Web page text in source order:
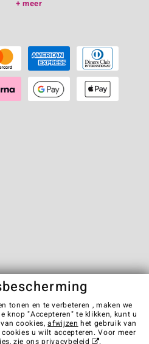
meer
Privacybeleid
Cookies
Contract herroepen
tonen en te verbeteren , maken we
knop "Accepteren" te klikken, kunt u
cookies,afwijzen het gebruik van
u wilt accepteren. Voor meer
zie onsprivacybeleid .